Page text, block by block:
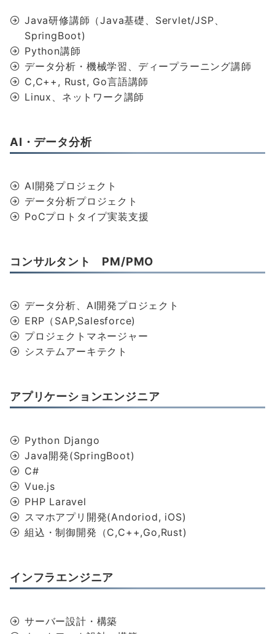
Java研修講師（Java基礎、Servlet/JSP、
SpringBoot)
Python講師
データ分析・機械学習、ディープラーニング講師
C,C++, Rust, Go言語講師
Linux、ネットワーク講師
AI・データ分析
AI開発プロジェクト
データ分析プロジェクト
PoCプロトタイプ実装支援
コンサルタント PM/PMO
データ分析、AI開発プロジェクト
ERP（SAP,Salesforce)
プロジェクトマネージャー
システムアーキテクト
アプリケーションエンジニア
Python Django
Java開発(SpringBoot)
C#
Vue.js
PHP Laravel
スマホアプリ開発(Andoriod, iOS)
組込・制御開発（C,C++,Go,Rust)
インフラエンジニア
サーバー設計・構築